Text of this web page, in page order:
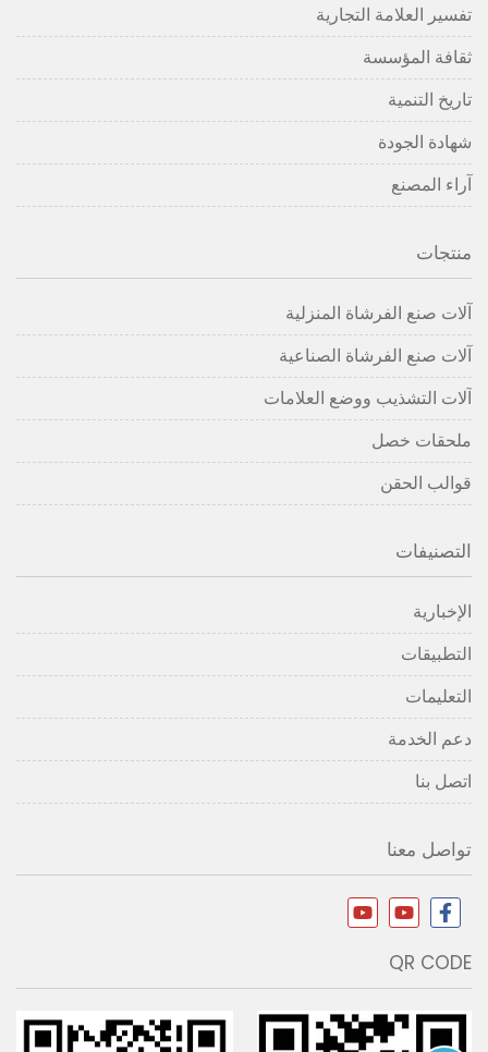
تفسير العلامة التجارية
ثقافة المؤسسة
تاريخ التنمية
شهادة الجودة
آراء المصنع
منتجات
آلات صنع الفرشاة المنزلية
آلات صنع الفرشاة الصناعية
آلات التشذيب ووضع العلامات
ملحقات خصل
قوالب الحقن
التصنيفات
الإخبارية
التطبيقات
التعليمات
دعم الخدمة
اتصل بنا
تواصل معنا
QR CODE